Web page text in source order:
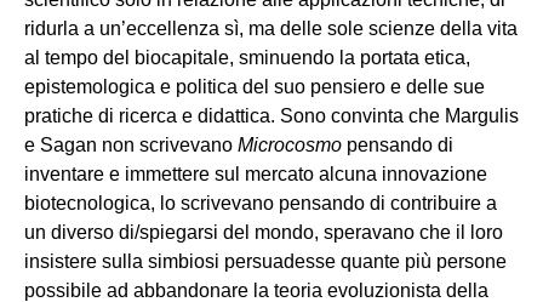
ridurla a un’eccellenza sì, ma delle sole scienze della vita
al tempo del biocapitale, sminuendo la portata etica,
epistemologica e politica del suo pensiero e delle sue
pratiche di ricerca e didattica. Sono convinta che Margulis
e Sagan non scrivevano Microcosmo pensando di
inventare e immettere sul mercato alcuna innovazione
biotecnologica, lo scrivevano pensando di contribuire a
un diverso di/spiegarsi del mondo, speravano che il loro
insistere sulla simbiosi persuadesse quante più persone
possibile ad abbandonare la teoria evoluzionista della